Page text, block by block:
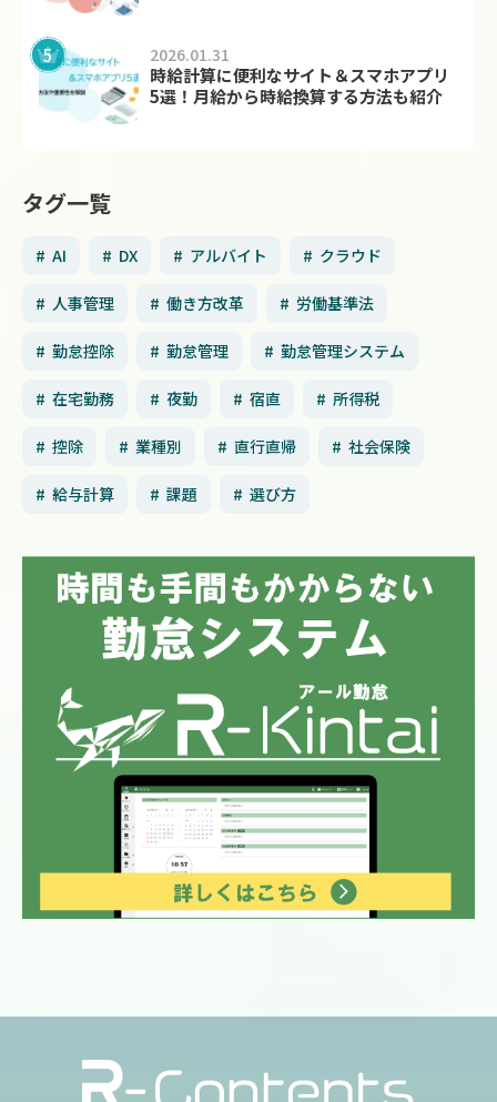
時給計算に便利なサイト＆スマホアプリ
5選！月給から時給換算する方法も紹介
2026.01.31
タグ一覧
AI DX アルバイト クラウド
人事管理 働き方改革 労働基準法
勤怠控除 勤怠管理 勤怠管理システム
在宅勤務 夜勤 宿直 所得税
控除 業種別 直行直帰 社会保険
給与計算 課題 選び方